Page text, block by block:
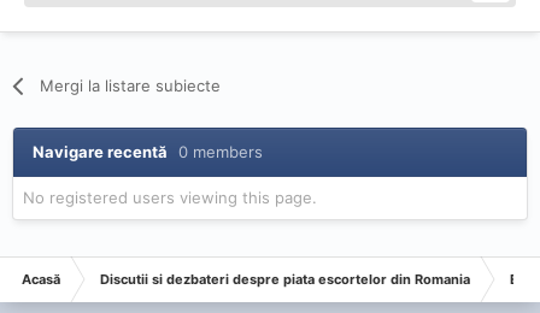
Mergi la listare subiecte
Navigare recentă 0 members
No registered users viewing this page.
Acasă Discutii si dezbateri despre piata escortelor din Romania